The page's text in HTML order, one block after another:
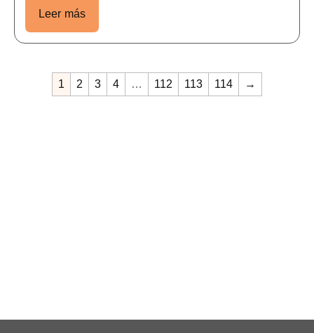
Leer más
1 2 3 4 … 112 113 114 →